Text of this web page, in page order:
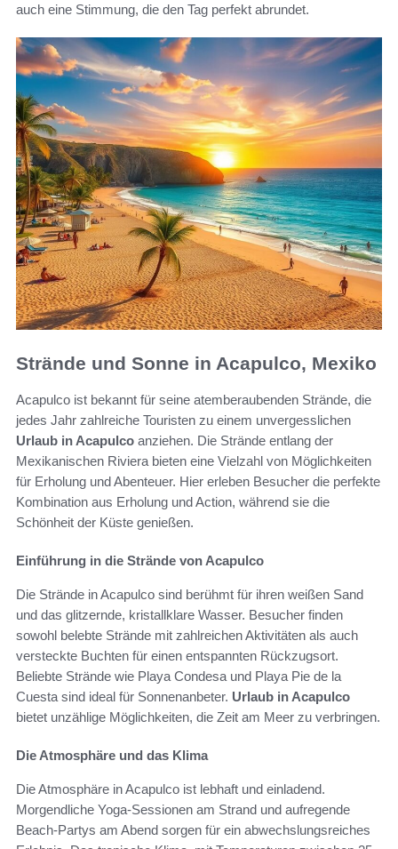
auch eine Stimmung, die den Tag perfekt abrundet.
Strände und Sonne in Acapulco, Mexiko
Acapulco ist bekannt für seine atemberaubenden Strände, die
jedes Jahr zahlreiche Touristen zu einem unvergesslichen
Urlaub in Acapulco anziehen. Die Strände entlang der
Mexikanischen Riviera bieten eine Vielzahl von Möglichkeiten
für Erholung und Abenteuer. Hier erleben Besucher die perfekte
Kombination aus Erholung und Action, während sie die
Schönheit der Küste genießen.
Einführung in die Strände von Acapulco
Die Strände in Acapulco sind berühmt für ihren weißen Sand
und das glitzernde, kristallklare Wasser. Besucher finden
sowohl belebte Strände mit zahlreichen Aktivitäten als auch
versteckte Buchten für einen entspannten Rückzugsort.
Beliebte Strände wie Playa Condesa und Playa Pie de la
Cuesta sind ideal für Sonnenanbeter. Urlaub in Acapulco
bietet unzählige Möglichkeiten, die Zeit am Meer zu verbringen.
Die Atmosphäre und das Klima
Die Atmosphäre in Acapulco ist lebhaft und einladend.
Morgendliche Yoga-Sessionen am Strand und aufregende
Beach-Partys am Abend sorgen für ein abwechslungsreiches